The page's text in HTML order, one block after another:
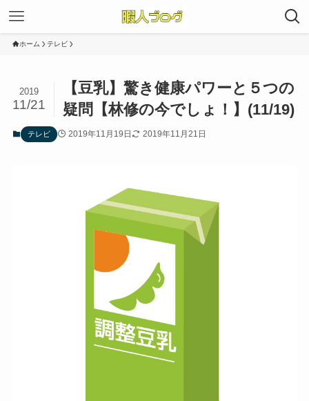
ホーム テレビ
【豆乳】驚き健康パワーと５つの
疑問【林修の今でしょ！】(11/19)
2019
11/21
テレビ 2019年11月19日 2019年11月21日